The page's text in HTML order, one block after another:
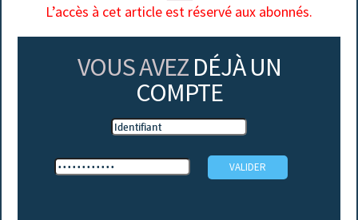
L’accès à cet article est réservé aux abonnés.
VOUS AVEZ DÉJÀ UN
COMPTE